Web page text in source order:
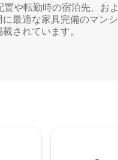
や転勤時の宿泊先、およ
最適な家具完備のマンシ
されています。